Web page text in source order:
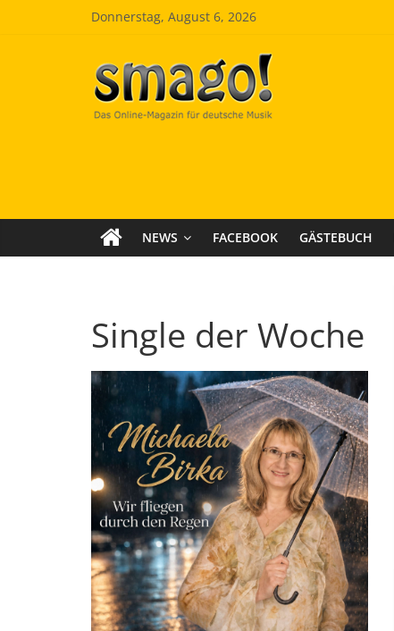
Donnerstag, August 6, 2026
Smago
SchlagerMAGazinOnline
NEWS FACEBOOK GÄSTEBUCH
Single der Woche